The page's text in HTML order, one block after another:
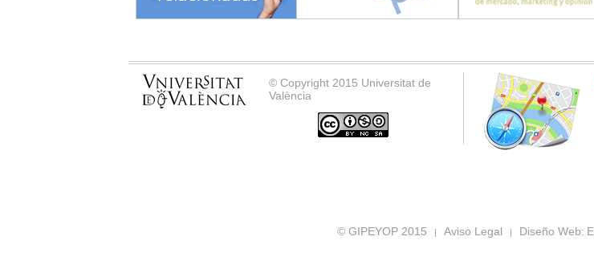
© Copyright 2015 Universitat de
València
© GIPEYOP 2015 | Aviso Legal | Diseño Web: